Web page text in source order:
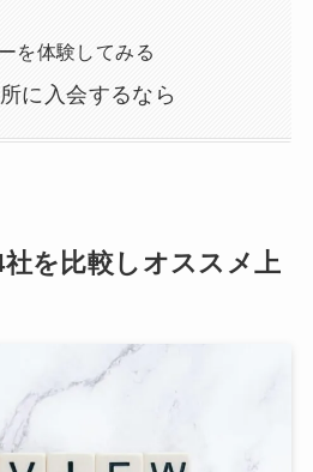
を体験してみる
に入会するなら
を比較しオススメ上